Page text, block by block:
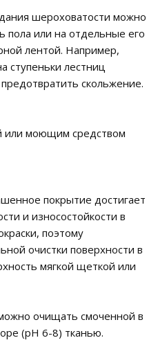
шероховатости можно
пола или на отдельные его
лентой. Например,
ступеньки лестниц
скольжение.
или моющим средством
покрытие достигает
и износостойкости в
поэтому
очистки поверхности в
мягкой щеткой или
очищать смоченной в
(pH 6-8) тканью.